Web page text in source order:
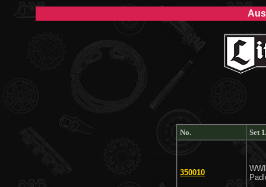
No. Set
350010